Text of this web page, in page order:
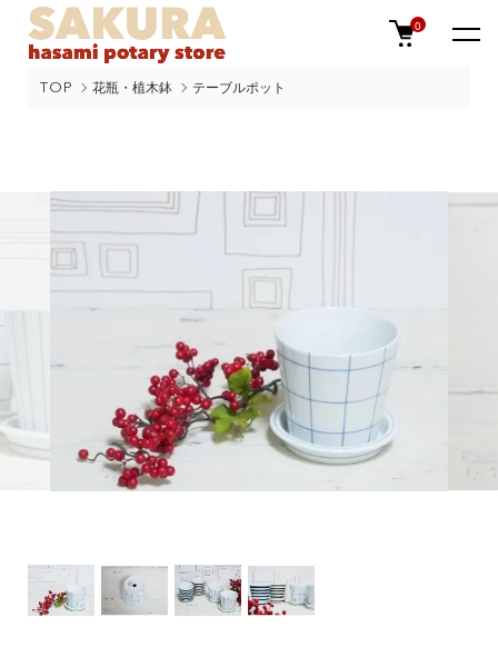
0
TOP 花瓶・植木鉢 テーブルポット